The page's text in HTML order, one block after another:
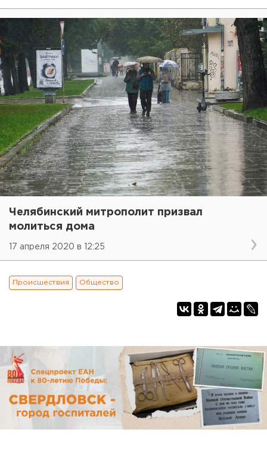
Челябинский митрополит призвал
молиться дома
17 апреля 2020 в 12:25
Происшествия Общество